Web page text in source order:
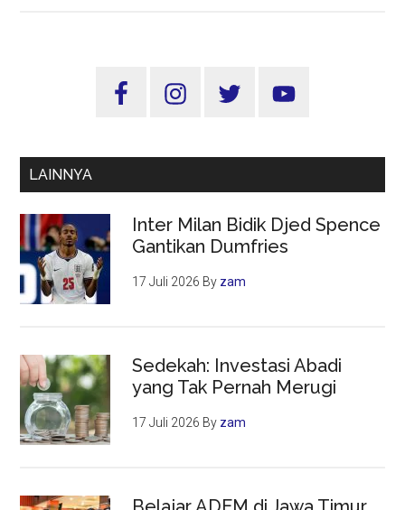
Tak
Sebagian
Sidebar
LAINNYA
Inter Milan Bidik Djed Spence
Gantikan Dumfries
17 Juli 2026 By zam
Sedekah: Investasi Abadi
yang Tak Pernah Merugi
17 Juli 2026 By zam